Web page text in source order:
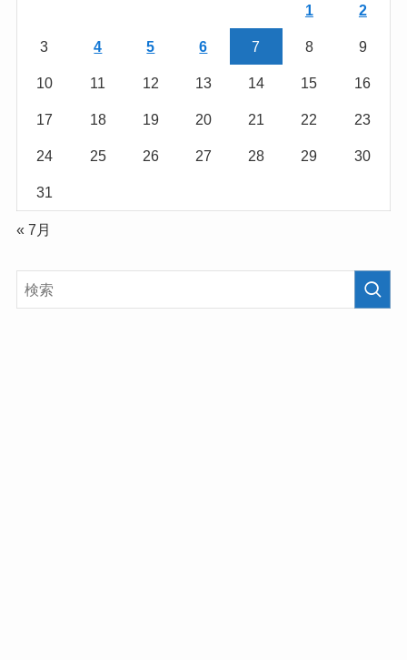
1 2
3 4 5 6 7 8 9
10 11 12 13 14 15 16
17 18 19 20 21 22 23
24 25 26 27 28 29 30
31
« 7月